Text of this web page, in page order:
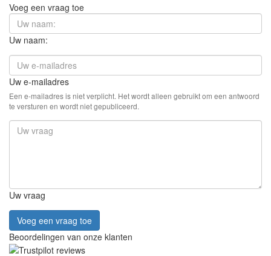
Voeg een vraag toe
Uw naam:
Uw e-mailadres
Een e-mailadres is niet verplicht. Het wordt alleen gebruikt om een antwoord
te versturen en wordt niet gepubliceerd.
Uw vraag
Voeg een vraag toe
Beoordelingen van onze klanten